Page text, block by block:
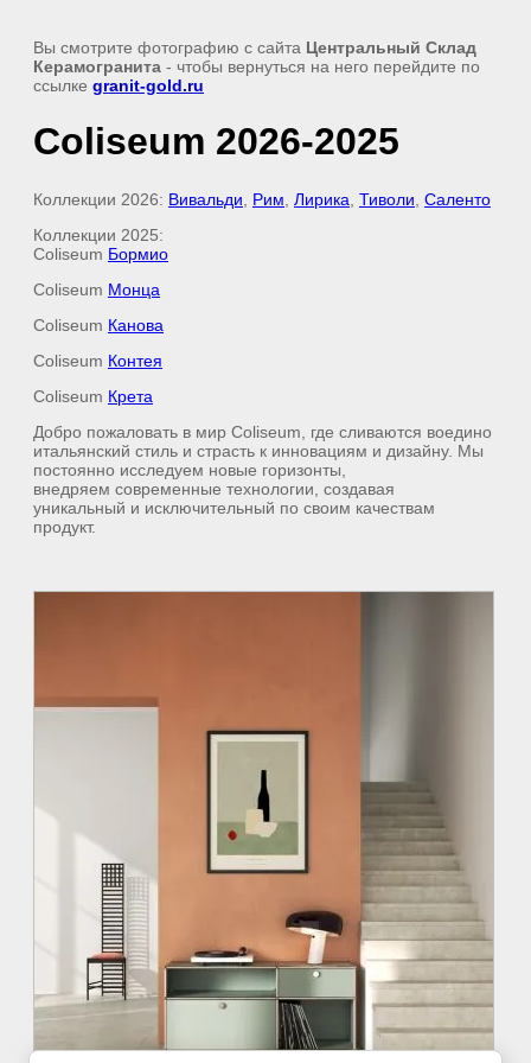
Вы смотрите фотографию с сайта Центральный Склад
Керамогранита - чтобы вернуться на него перейдите по
ссылке granit-gold.ru
Coliseum 2026-2025
Коллекции 2026: Вивальди Рим Лирика Тиволи Саленто
Коллекции 2025:
Coliseum Бормио
Coliseum Moнца
Coliseum Канова
Coliseum Контея
Coliseum Крета
Добро пожаловать в мир Coliseum, где сливаются воедино
итальянский стиль и страсть к инновациям и дизайну. Мы
постоянно исследуем новые горизонты,
внедряем современные технологии, создавая
уникальный и исключительный по своим качествам
продукт.